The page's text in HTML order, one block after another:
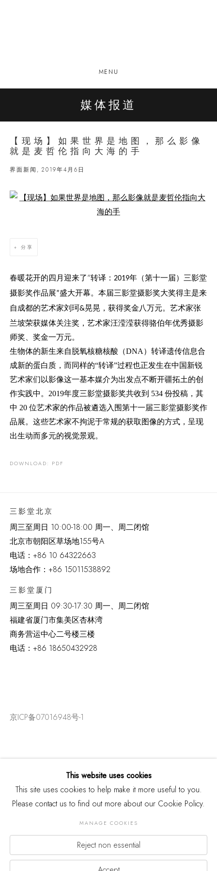
MENU
媒体报道
【现场】如果世界是地图，那么影像
就是麦哲伦指向大海的手
界面新闻, 2019年4月6日
Open a larger version of the following image in a popup:
分享
春暖花开的四月迎来了“转译： 2019年（第十一届）三影堂
摄影奖作品展”盛大开幕。本届三影堂摄影奖大奖得主是来
自成都的艺术家刘珂&晃晃，获得奖金八万元。艺术家张
兰坡荣获媒体关注奖，艺术家汪滢滢获得骆伯年优秀摄影
师奖、奖金一万元。
生物体的新生来自脱氧核糖核酸（DNA）转译遗传信息合
成新的蛋白质，而同样的“转译”过程也正发生在中国新锐
艺术家们以影像这一基本媒介为出发点不断开疆拓土的创
作实践中。2019年度三影堂摄影奖共收到 534 份投稿，其
中 20 位艺术家的作品被遴选入围第十一届三影堂摄影奖作
品展。这些艺术家不拘泥于常规的获取图像的方式，呈现
出生动而多元的视觉景观。
DOWNLOAD: PDF
三影堂北京
周三至周日 10:00-18:00 周一、周二闭馆
北京市朝阳区草场地155号A
电话： +86 10 64322663
场地合作：+86 15011538892
三影堂厦门
周三至周日 09:30-17:30 周一、周二闭馆
福建省厦门市集美区杏林湾
商务营运中心二号楼三楼
电话： +86 18650432928
京ICP备07016948号-1
版权 2026 THREE SHADOWS
Manage cookies
This website uses cookies
This site uses cookies to help make it more useful to you.
Please contact us to find out more about our Cookie Policy.
MANAGE COOKIES
Reject non essential